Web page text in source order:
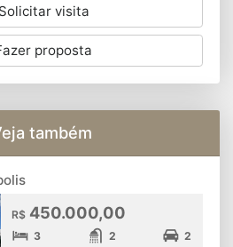
Solicitar visita
proposta
também
R$ 450.000,00
3 2 2